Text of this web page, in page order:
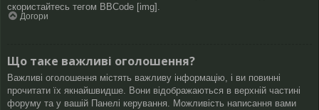
скористайтесь тегом BBCode [img].
Догори
Що таке важливі оголошення?
Важливі оголошення містять важливу інформацію, і ви повинні
прочитати їх якнайшвидше. Вони відображаються в верхній частині
форуму та у вашій Панелі керування. Можливість написання вами